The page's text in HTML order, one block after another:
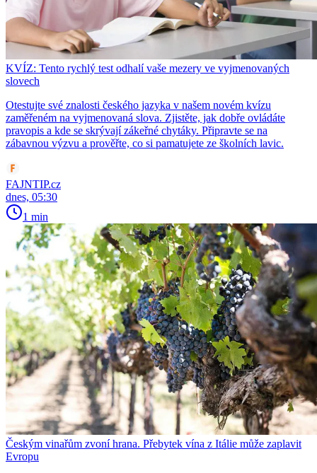
KVÍZ: Tento rychlý test odhalí vaše mezery ve vyjmenovaných
slovech
Otestujte své znalosti českého jazyka v našem novém kvízu
zaměřeném na vyjmenovaná slova. Zjistěte, jak dobře ovládáte
pravopis a kde se skrývají zákeřné chytáky. Připravte se na
zábavnou výzvu a prověřte, co si pamatujete ze školních lavic.
FAJNTIP.cz
dnes, 05:30
1 min
Českým vinařům zvoní hrana. Přebytek vína z Itálie může zaplavit
Evropu